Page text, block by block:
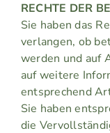
RECHTE DER
Sie haben das
verlangen, ob
werden und auf
auf weitere
entsprechend
Sie haben
die